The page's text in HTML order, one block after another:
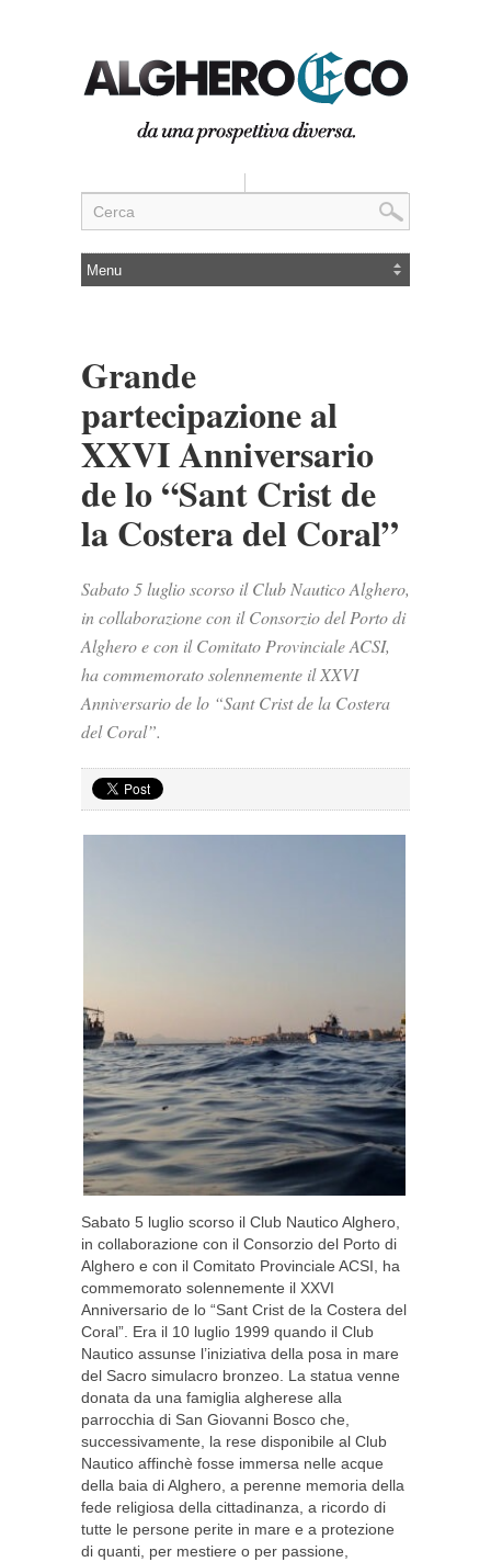
Grande
partecipazione al
XXVI Anniversario
de lo “Sant Crist de
la Costera del Coral”
Sabato 5 luglio scorso il Club Nautico Alghero,
in collaborazione con il Consorzio del Porto di
Alghero e con il Comitato Provinciale ACSI,
ha commemorato solennemente il XXVI
Anniversario de lo “Sant Crist de la Costera
del Coral”.
Sabato 5 luglio scorso il Club Nautico Alghero,
in collaborazione con il Consorzio del Porto di
Alghero e con il Comitato Provinciale ACSI, ha
commemorato solennemente il XXVI
Anniversario de lo “Sant Crist de la Costera del
Coral”. Era il 10 luglio 1999 quando il Club
Nautico assunse l’iniziativa della posa in mare
del Sacro simulacro bronzeo. La statua venne
donata da una famiglia algherese alla
parrocchia di San Giovanni Bosco che,
successivamente, la rese disponibile al Club
Nautico affinchè fosse immersa nelle acque
della baia di Alghero, a perenne memoria della
fede religiosa della cittadinanza, a ricordo di
tutte le persone perite in mare e a protezione
di quanti, per mestiere o per passione,